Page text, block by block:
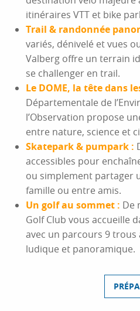
itinéraires VTT et bike
Trail & randonnée
variés, dénivelé et vues
Valberg offre un terrain
se challenger en trail.
Le DOME, la tête dans
Départementale de
l’Observation propose
entre nature, science et
Skatepark & pumpark :
accessibles pour
ou simplement partager
famille ou entre amis.
Un golf au sommet : De
Golf Club vous accueille
avec un parcours 9 trous
ludique et panoramique.